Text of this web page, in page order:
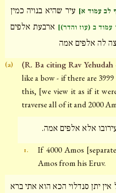
לב עמוד א] עיר שהיא בנויה כמין
ב (עוז והדר)] ארבעת אלפים
לה אלפים אמה
(a) (R. Ba citing Rav
like a bow - if there are
this, [we view it as if it
traverse all of it and 2000
אלא אלפים אמה.
1.
If 4000 Amos
Amos from his Eruv.
יתן סנדלוי הכא הוא אתי ברא